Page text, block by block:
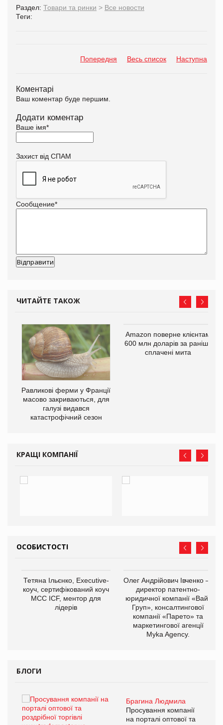
Раздел: Товари та ринки > Все новости
Теги:
Попередня Весь список Наступна
Коментарі
Ваш коментар буде першим.
Додати коментар
Ваше імя*
Захист від СПАМ
Сообщение*
ЧИТАЙТЕ ТАКОЖ
Равликові ферми у Франції
масово закриваються, для
галузі видався
катастрофічний сезон
Amazon поверне клієнтам
600 млн доларів за раніше
сплачені мита
КРАЩІ КОМПАНІЇ
ОСОБИСТОСТІ
Тетяна Ільєнко, Executive-
коуч, сертифікований коуч
МСС ICF, ментор для
лідерів
Олег Андрійович Івченко —
директор патентно-
юридичної компанії «Вайз
Груп», консалтингової
компанії «Парето» та
маркетингової агенції
Myka Agency.
БЛОГИ
Брагина Людмила
Просування компанії
на порталі оптової та